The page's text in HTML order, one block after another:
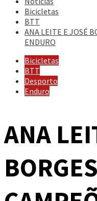
Bicicletas
BTT
ANA LEITE E JOSÉ
ENDURO
Bicicletas
BTT
Desporto
Enduro
ANA
BORGES